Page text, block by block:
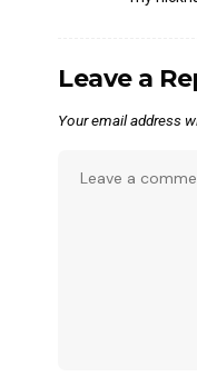
Leave a
Your email address